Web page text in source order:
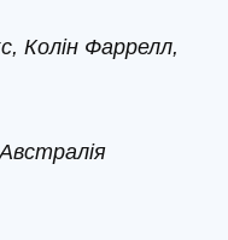
Колін Фаррелл,